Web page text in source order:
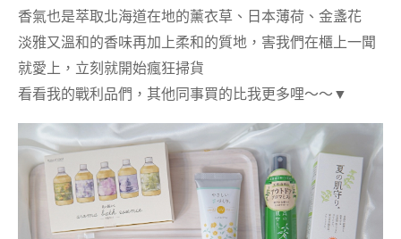
香氣也是萃取北海道在地的薰衣草、日本薄荷、金盞花
淡雅又溫和的香味再加上柔和的質地，害我們在櫃上一聞
就愛上，立刻就開始瘋狂掃貨
看看我的戰利品們，其他同事買的比我更多哩～～ ▼